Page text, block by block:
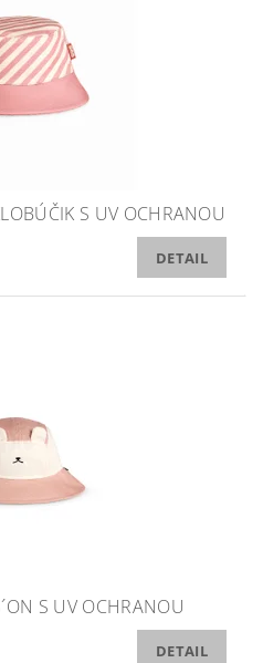
S UV OCHRANOU
DETAIL
S UV OCHRANOU
DETAIL